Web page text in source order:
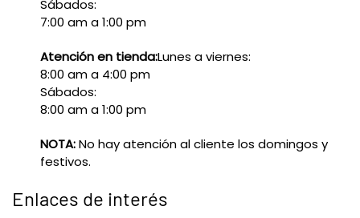
Sábados:
7:00 am a 1:00 pm
Atención en tienda:Lunes a viernes:
8:00 am a 4:00 pm
Sábados:
8:00 am a 1:00 pm
NOTA:No hay atención al cliente los domingos y
festivos.
Enlaces de interés